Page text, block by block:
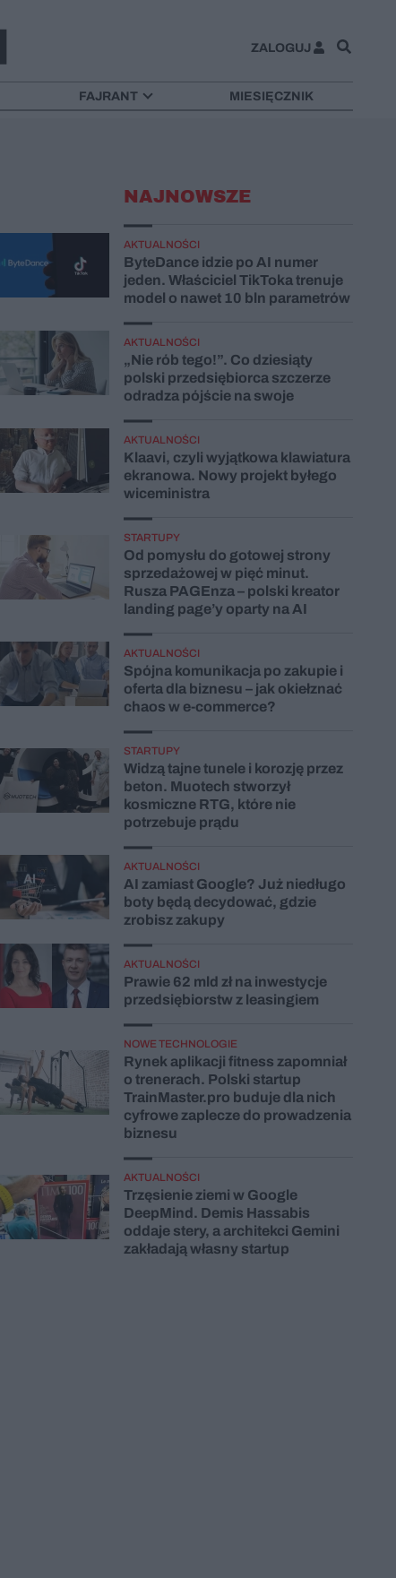
ZALOGUJ
FAJRANT MIESIĘCZNIK
NAJNOWSZE
AKTUALNOŚCI
ByteDance idzie po AI numer
jeden. Właściciel TikToka trenuje
model o nawet 10 bln parametrów
AKTUALNOŚCI
„Nie rób tego!”. Co dziesiąty
polski przedsiębiorca szczerze
odradza pójście na swoje
AKTUALNOŚCI
Klaavi, czyli wyjątkowa klawiatura
ekranowa. Nowy projekt byłego
wiceministra
STARTUPY
Od pomysłu do gotowej strony
sprzedażowej w pięć minut.
Rusza PAGEnza – polski kreator
landing page’y oparty na AI
AKTUALNOŚCI
Spójna komunikacja po zakupie i
oferta dla biznesu – jak okiełznać
chaos w e-commerce?
STARTUPY
Widzą tajne tunele i korozję przez
beton. Muotech stworzył
kosmiczne RTG, które nie
potrzebuje prądu
AKTUALNOŚCI
AI zamiast Google? Już niedługo
boty będą decydować, gdzie
zrobisz zakupy
AKTUALNOŚCI
Prawie 62 mld zł na inwestycje
przedsiębiorstw z leasingiem
NOWE TECHNOLOGIE
Rynek aplikacji fitness zapomniał
o trenerach. Polski startup
TrainMaster.pro buduje dla nich
cyfrowe zaplecze do prowadzenia
biznesu
AKTUALNOŚCI
Trzęsienie ziemi w Google
DeepMind. Demis Hassabis
oddaje stery, a architekci Gemini
zakładają własny startup